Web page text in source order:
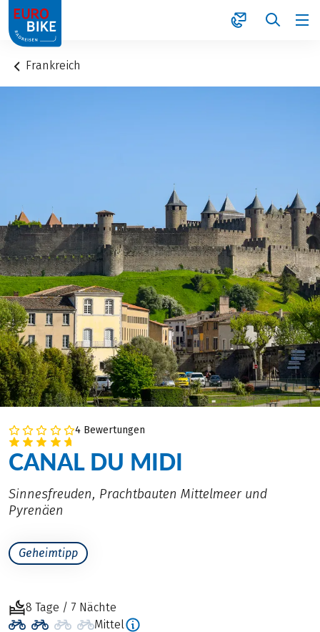
1
Frankreich
4 Bewertungen
CANAL DU MIDI
Sinnesfreuden, Prachtbauten Mittelmeer und
Pyrenäen
Geheimtipp
8 Tage / 7 Nächte
Mittel